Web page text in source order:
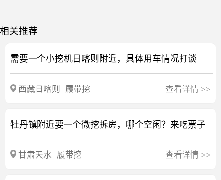
相关推荐
需要一个小挖机日喀则附近，具体用车情况打谈
西藏日喀则 履带挖 查看详情 >>
牡丹镇附近要一个微挖拆房，哪个空闲？来吃票子
甘肃天水 履带挖 查看详情 >>